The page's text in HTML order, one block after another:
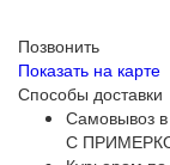
Позвонить
Показать на карте
Способы доставки
Самовывоз
С